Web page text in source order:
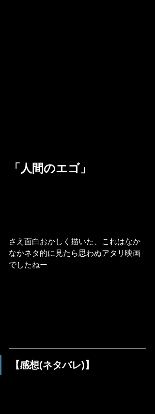
「人間のエゴ」
さえ面白おかしく描いた、これはなか
なかネタ的に見たら思わぬアタリ映画
でしたねー
【感想(ネタバレ)】